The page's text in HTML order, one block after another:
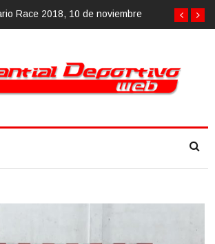
Race 2018, 10 de noviembre